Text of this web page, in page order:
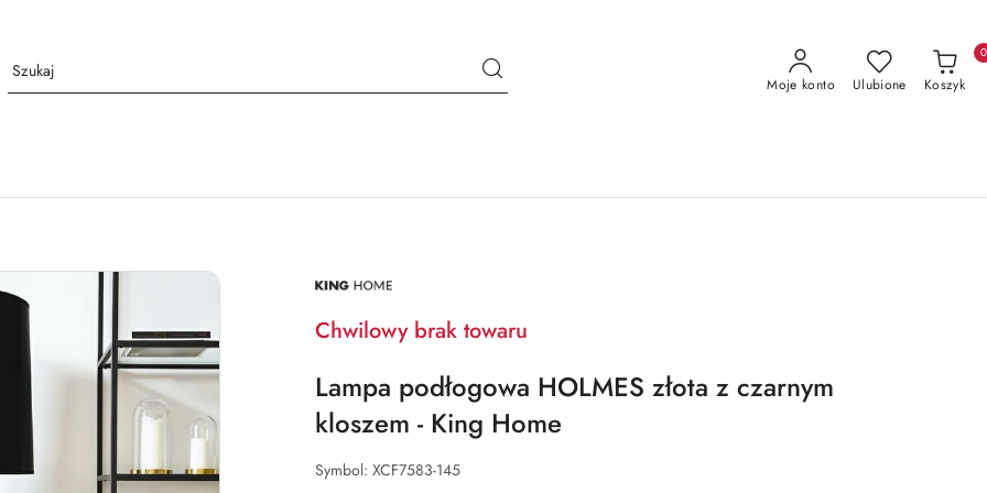
Moje konto Ulubione Koszyk
0
NAZWA
PRODUCENTA:
HOME
Chwilowy brak towaru
Lampa podłogowa HOLMES złota z czarnym
kloszem - King Home
Symbol: XCF7583-145